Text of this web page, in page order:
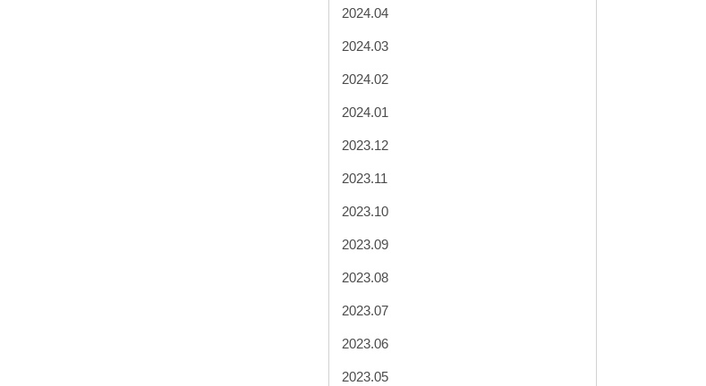
2024.04
2024.03
2024.02
2024.01
2023.12
2023.11
2023.10
2023.09
2023.08
2023.07
2023.06
2023.05